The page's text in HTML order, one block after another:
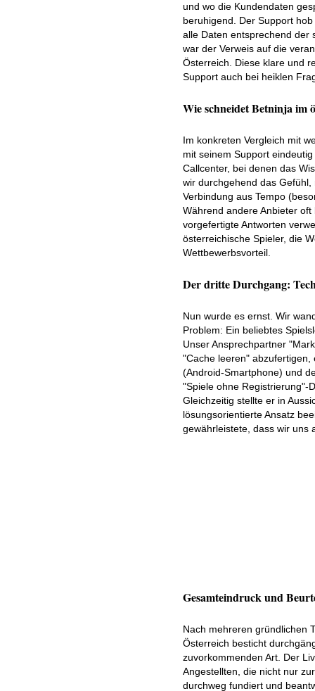
und wo die Kundendaten
beruhigend. Der Support
alle Daten entsprechend der
war der Verweis auf die
Österreich. Diese klare und
Support auch bei heiklen
Wie schneidet Betninja im
Im konkreten Vergleich mit
mit seinem Support
Callcenter, bei denen das
wir durchgehend das
Verbindung aus Tempo
Während andere Anbieter
vorgefertigte Antworten
österreichische Spieler, die
Wettbewerbsvorteil.
Der dritte Durchgang:
Nun wurde es ernst. Wir
Problem: Ein beliebtes
Unser Ansprechpartner
"Cache leeren"
(Android-Smartphone) und
"Spiele ohne Registrierung"-
Gleichzeitig stellte er in
lösungsorientierte Ansatz
gewährleistete, dass wir uns
Gesamteindruck und
Nach mehreren gründlichen
Österreich besticht
zuvorkommenden Art. Der
Angestellten, die nicht nur
durchweg fundiert und